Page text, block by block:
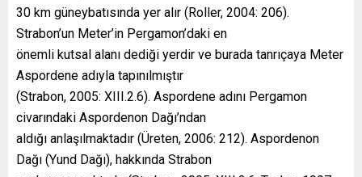
30 km güneybatısında yer alır (Roller, 2004: 206).
Strabon’un Meter’in Pergamon’daki en
önemli kutsal alanı dediği yerdir ve burada tanrıçaya Meter
Aspordene adıyla tapınılmıştır
(Strabon, 2005: XIII.2.6). Aspordene adını Pergamon
civarındaki Aspordenon Dağı’ndan
aldığı anlaşılmaktadır (Üreten, 2006: 212). Aspordenon
Dağı (Yund Dağı), hakkında Strabon